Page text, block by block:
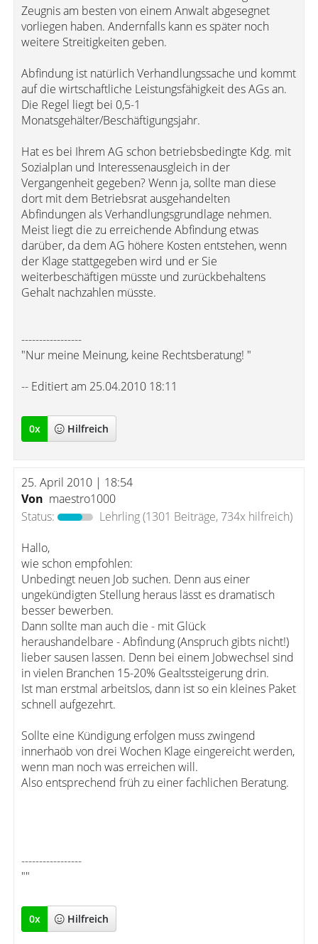
Zeugnis am besten von einem Anwalt abgesegnet
vorliegen haben. Andernfalls kann es später noch
weitere Streitigkeiten geben.
Abfindung ist natürlich Verhandlungssache und kommt
auf die wirtschaftliche Leistungsfähigkeit des AGs an.
Die Regel liegt bei 0,5-1
Monatsgehälter/Beschäftigungsjahr.
Hat es bei Ihrem AG schon betriebsbedingte Kdg. mit
Sozialplan und Interessenausgleich in der
Vergangenheit gegeben? Wenn ja, sollte man diese
dort mit dem Betriebsrat ausgehandelten
Abfindungen als Verhandlungsgrundlage nehmen.
Meist liegt die zu erreichende Abfindung etwas
darüber, da dem AG höhere Kosten entstehen, wenn
der Klage stattgegeben wird und er Sie
weiterbeschäftigen müsste und zurückbehaltens
Gehalt nachzahlen müsste.
-----------------
"Nur meine Meinung, keine Rechtsberatung! "
-- Editiert am 25.04.2010 18:11
0x Hilfreich
25. April 2010 | 18:54
Von maestro1000
Status:
Lehrling(1301 Beiträge, 734x hilfreich)
Hallo,
wie schon empfohlen:
Unbedingt neuen Job suchen. Denn aus einer
ungekündigten Stellung heraus lässt es dramatisch
besser bewerben.
Dann sollte man auch die - mit Glück
heraushandelbare - Abfindung (Anspruch gibts nicht!)
lieber sausen lassen. Denn bei einem Jobwechsel sind
in vielen Branchen 15-20% Gealtssteigerung drin.
Ist man erstmal arbeitslos, dann ist so ein kleines Paket
schnell aufgezehrt.
Sollte eine Kündigung erfolgen muss zwingend
innerhaöb von drei Wochen Klage eingereicht werden,
wenn man noch was erreichen will.
Also entsprechend früh zu einer fachlichen Beratung.
-----------------
""
0x Hilfreich